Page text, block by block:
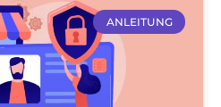
ANLEITUNG